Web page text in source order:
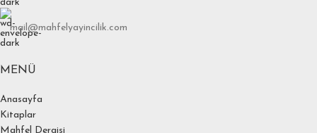
mail@mahfelyayincilik.com
MENÜ
Anasayfa
Kitaplar
Mahfel Dergisi